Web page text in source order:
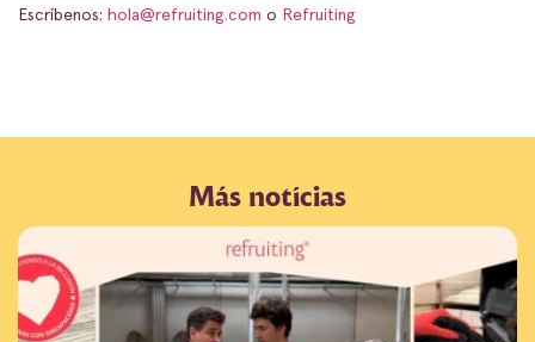
Escríbenos: hola@refruiting.com o Refruiting
Más notícias